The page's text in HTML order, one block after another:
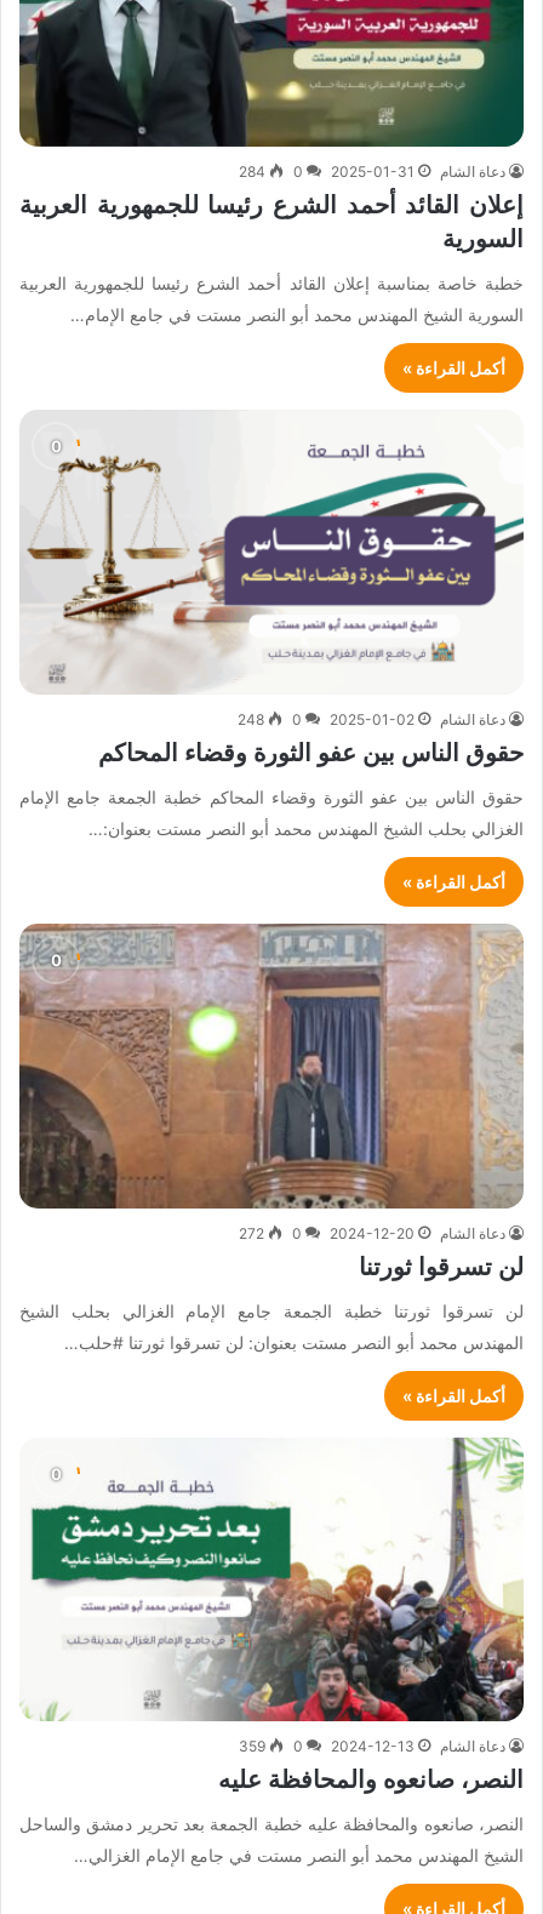
دعاة الشام 2025-01-31
0
284
إعلان القائد أحمد الشرع رئيسا للجمهورية العربية
السورية
خطبة خاصة بمناسبة إعلان القائد أحمد الشرع رئيسا للجمهورية العربية
السورية الشيخ المهندس محمد أبو النصر مستت في جامع الإمام…
أكمل القراءة »
دعاة الشام 2025-01-02
0
248
حقوق الناس بين عفو الثورة وقضاء المحاكم
حقوق الناس بين عفو الثورة وقضاء المحاكم خطبة الجمعة جامع الإمام
الغزالي بحلب الشيخ المهندس محمد أبو النصر مستت بعنوان:…
أكمل القراءة »
دعاة الشام 2024-12-20
0
272
لن تسرقوا ثورتنا
لن تسرقوا ثورتنا خطبة الجمعة جامع الإمام الغزالي بحلب الشيخ
المهندس محمد أبو النصر مستت بعنوان: لن تسرقوا ثورتنا #حلب…
أكمل القراءة »
دعاة الشام 2024-12-13
0
359
النصر، صانعوه والمحافظة عليه
النصر، صانعوه والمحافظة عليه خطبة الجمعة بعد تحرير دمشق والساحل
الشيخ المهندس محمد أبو النصر مستت في جامع الإمام الغزالي…
أكمل القراءة »